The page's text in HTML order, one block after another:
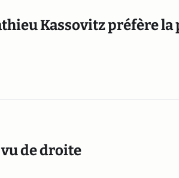
Kassovitz préfère la
de droite